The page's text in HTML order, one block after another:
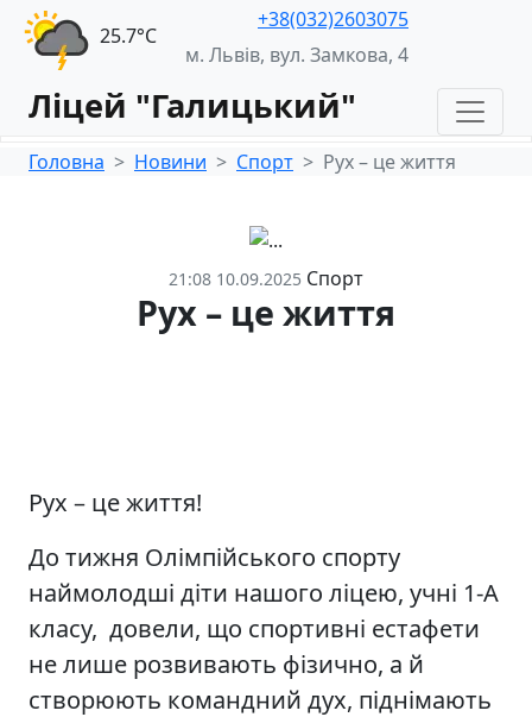
25.7°С
+38(032)2603075
м. Львів, вул. Замкова, 4
Ліцей "Галицький"
Головна Новини Спорт Рух – це життя
21:08 10.09.2025 Спорт
Рух – це життя
Рух – це життя!
До тижня Олімпійського спорту
наймолодші діти нашого ліцею, учні 1-А
класу, довели, що спортивні естафети
не лише розвивають фізично, а й
створюють командний дух, піднімають